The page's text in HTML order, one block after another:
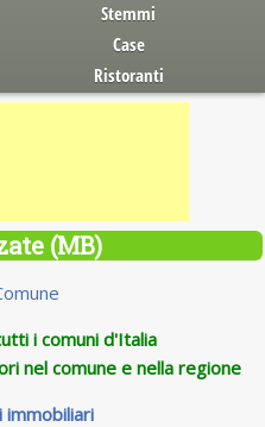
Stemmi
Case
Ristoranti
(MB)
i comuni d'Italia
nel comune e nella regione
immobiliari